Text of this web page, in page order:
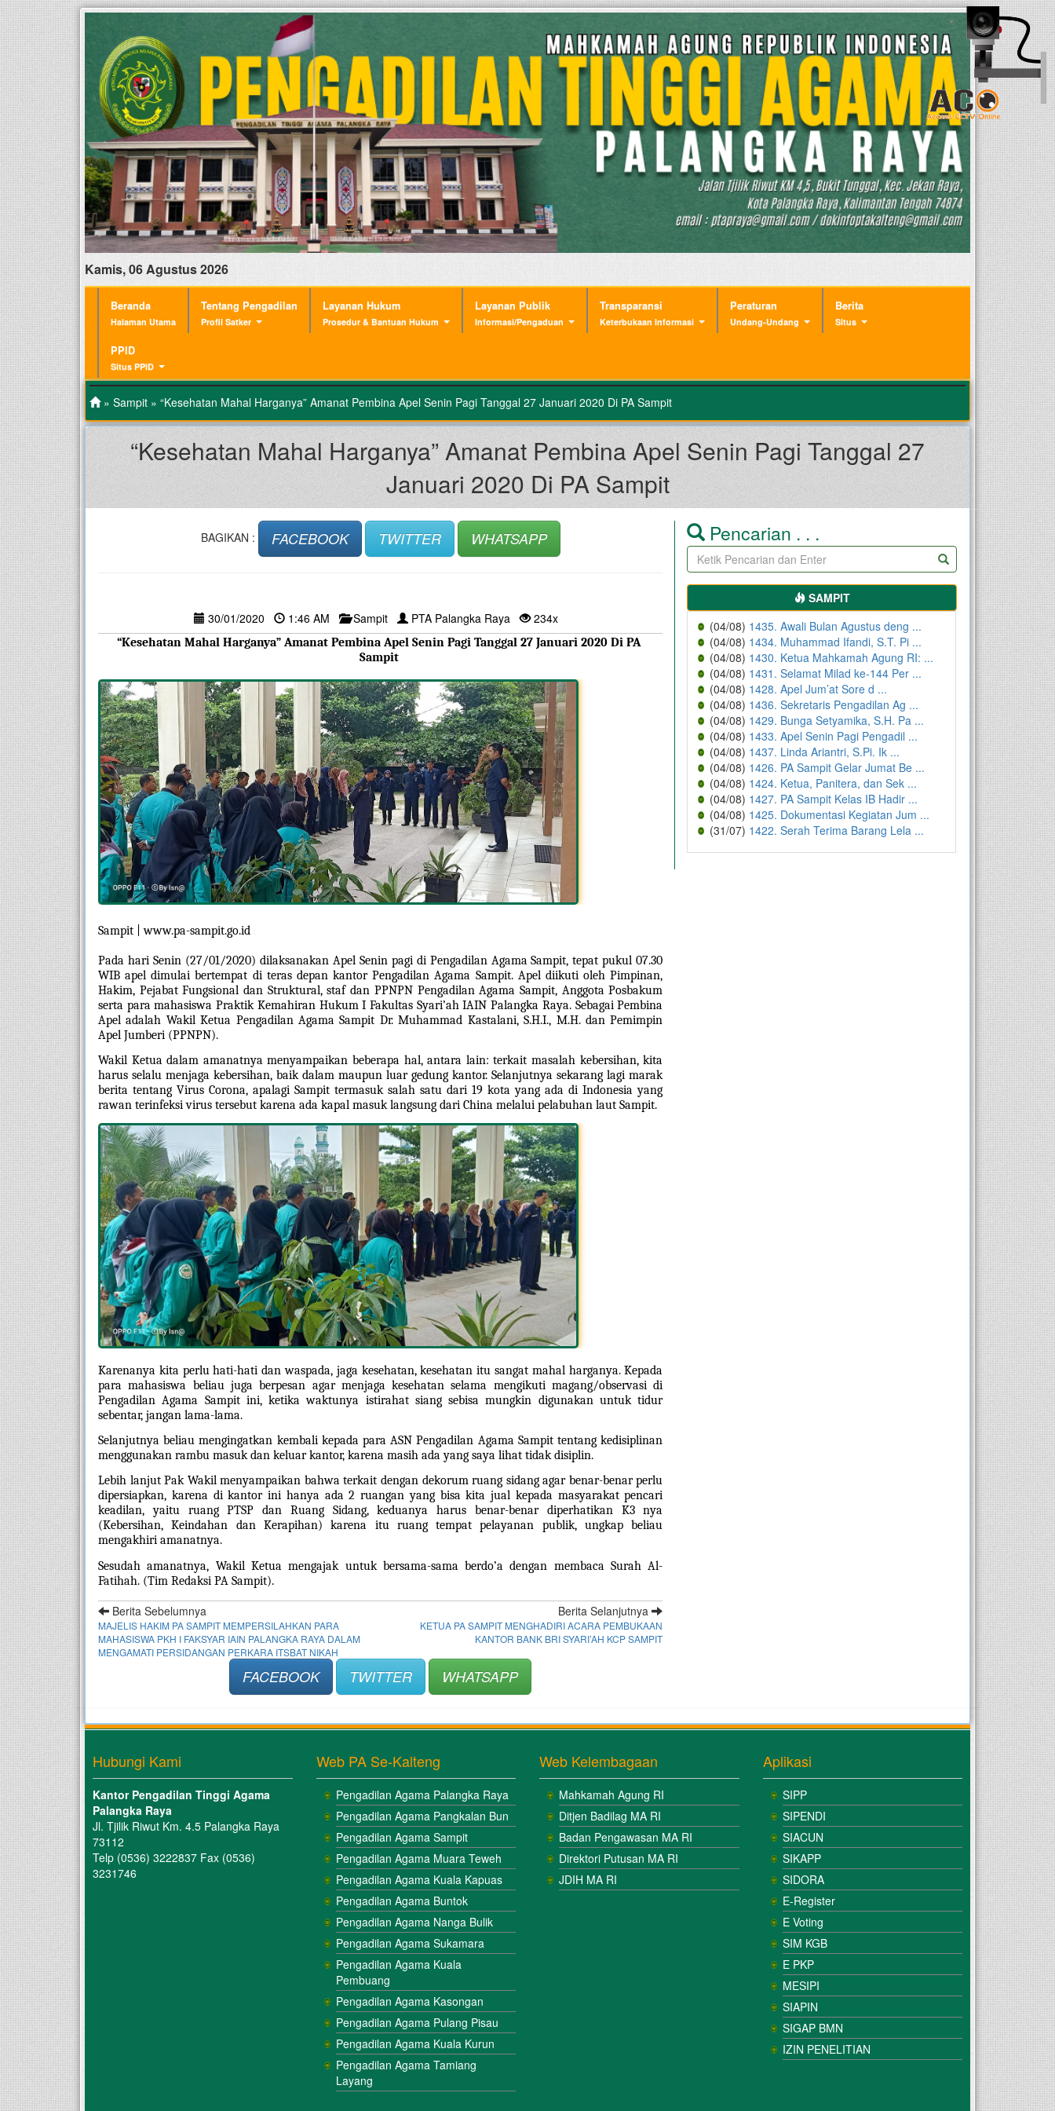
Kamis, 06 Agustus 2026
Beranda
Halaman Utama
Tentang Pengadilan
Profil Satker
Layanan Hukum
Prosedur & Bantuan Hukum
Layanan Publik
Informasi/Pengaduan
Transparansi
Keterbukaan Informasi
Peraturan
Undang-Undang
Berita
Situs
PPID
Situs PPID
» Sampit » “Kesehatan Mahal Harganya” Amanat Pembina Apel Senin Pagi Tanggal 27 Januari 2020 Di PA Sampit
“Kesehatan Mahal Harganya” Amanat Pembina Apel Senin Pagi Tanggal 27
Januari 2020 Di PA Sampit
BAGIKAN : FACEBOOK TWITTER WHATSAPP
30/01/2020 1:46 AM Sampit PTA Palangka Raya 234x
“Kesehatan Mahal Harganya” Amanat Pembina Apel Senin Pagi Tanggal 27 Januari 2020 Di PA
Sampit
Sampit | www.pa-sampit.go.id
Pada hari Senin (27/01/2020) dilaksanakan Apel Senin pagi di Pengadilan Agama Sampit, tepat pukul 07.30
WIB apel dimulai bertempat di teras depan kantor Pengadilan Agama Sampit. Apel diikuti oleh Pimpinan,
Hakim, Pejabat Fungsional dan Struktural, staf dan PPNPN Pengadilan Agama Sampit, Anggota Posbakum
serta para mahasiswa Praktik Kemahiran Hukum I Fakultas Syari’ah IAIN Palangka Raya. Sebagai Pembina
Apel adalah Wakil Ketua Pengadilan Agama Sampit Dr. Muhammad Kastalani, S.H.I., M.H. dan Pemimpin
Apel Jumberi (PPNPN).
Wakil Ketua dalam amanatnya menyampaikan beberapa hal, antara lain: terkait masalah kebersihan, kita
harus selalu menjaga kebersihan, baik dalam maupun luar gedung kantor. Selanjutnya sekarang lagi marak
berita tentang Virus Corona, apalagi Sampit termasuk salah satu dari 19 kota yang ada di Indonesia yang
rawan terinfeksi virus tersebut karena ada kapal masuk langsung dari China melalui pelabuhan laut Sampit.
Karenanya kita perlu hati-hati dan waspada, jaga kesehatan, kesehatan itu sangat mahal harganya. Kepada
para mahasiswa beliau juga berpesan agar menjaga kesehatan selama mengikuti magang/observasi di
Pengadilan Agama Sampit ini, ketika waktunya istirahat siang sebisa mungkin digunakan untuk tidur
sebentar, jangan lama-lama.
Selanjutnya beliau mengingatkan kembali kepada para ASN Pengadilan Agama Sampit tentang kedisiplinan
menggunakan rambu masuk dan keluar kantor, karena masih ada yang saya lihat tidak disiplin.
Lebih lanjut Pak Wakil menyampaikan bahwa terkait dengan dekorum ruang sidang agar benar-benar perlu
dipersiapkan, karena di kantor ini hanya ada 2 ruangan yang bisa kita jual kepada masyarakat pencari
keadilan, yaitu ruang PTSP dan Ruang Sidang, keduanya harus benar-benar diperhatikan K3 nya
(Kebersihan, Keindahan dan Kerapihan) karena itu ruang tempat pelayanan publik, ungkap beliau
mengakhiri amanatnya.
Sesudah amanatnya, Wakil Ketua mengajak untuk bersama-sama berdo’a dengan membaca Surah Al-
Fatihah. (Tim Redaksi PA Sampit).
Berita Sebelumnya
MAJELIS HAKIM PA SAMPIT MEMPERSILAHKAN PARA
MAHASISWA PKH I FAKSYAR IAIN PALANGKA RAYA DALAM
MENGAMATI PERSIDANGAN PERKARA ITSBAT NIKAH
Berita Selanjutnya
KETUA PA SAMPIT MENGHADIRI ACARA PEMBUKAAN
KANTOR BANK BRI SYARI’AH KCP SAMPIT
FACEBOOK TWITTER WHATSAPP
Pencarian . . .
SAMPIT
(04/08) 1435. Awali Bulan Agustus deng ...
(04/08) 1434. Muhammad Ifandi, S.T. Pi ...
(04/08) 1430. Ketua Mahkamah Agung RI: ...
(04/08) 1431. Selamat Milad ke-144 Per ...
(04/08) 1428. Apel Jum’at Sore d ...
(04/08) 1436. Sekretaris Pengadilan Ag ...
(04/08) 1429. Bunga Setyamika, S.H. Pa ...
(04/08) 1433. Apel Senin Pagi Pengadil ...
(04/08) 1437. Linda Ariantri, S.Pi. Ik ...
(04/08) 1426. PA Sampit Gelar Jumat Be ...
(04/08) 1424. Ketua, Panitera, dan Sek ...
(04/08) 1427. PA Sampit Kelas IB Hadir ...
(04/08) 1425. Dokumentasi Kegiatan Jum ...
(31/07) 1422. Serah Terima Barang Lela ...
Hubungi Kami
Kantor Pengadilan Tinggi Agama
Palangka Raya
Jl. Tjilik Riwut Km. 4.5 Palangka Raya
73112
Telp (0536) 3222837 Fax (0536)
3231746
Web PA Se-Kalteng
Pengadilan Agama Palangka Raya
Pengadilan Agama Pangkalan Bun
Pengadilan Agama Sampit
Pengadilan Agama Muara Teweh
Pengadilan Agama Kuala Kapuas
Pengadilan Agama Buntok
Pengadilan Agama Nanga Bulik
Pengadilan Agama Sukamara
Pengadilan Agama Kuala
Pembuang
Pengadilan Agama Kasongan
Pengadilan Agama Pulang Pisau
Pengadilan Agama Kuala Kurun
Pengadilan Agama Tamiang
Layang
Web Kelembagaan
Mahkamah Agung RI
Ditjen Badilag MA RI
Badan Pengawasan MA RI
Direktori Putusan MA RI
JDIH MA RI
Aplikasi
SIPP
SIPENDI
SIACUN
SIKAPP
SIDORA
E-Register
E Voting
SIM KGB
E PKP
MESIPI
SIAPIN
SIGAP BMN
IZIN PENELITIAN